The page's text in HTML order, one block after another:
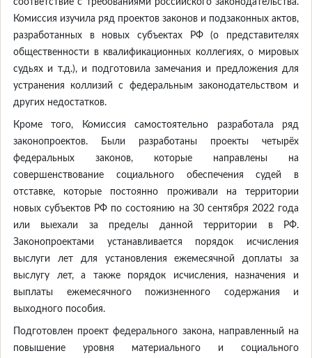
соответствие с требованиями российского законодательства.
Комиссия изучила ряд проектов законов и подзаконных актов,
разработанных в новых субъектах РФ (о представителях
общественности в квалификационных коллегиях, о мировых
судьях и т.д.), и подготовила замечания и предложения для
устранения коллизий с федеральным законодательством и
других недостатков.
Кроме того, Комиссия самостоятельно разработала ряд
законопроектов. Были разработаны проекты четырёх
федеральных законов, которые направлены на
совершенствование социального обеспечения судей в
отставке, которые постоянно проживали на территории
новых субъектов РФ по состоянию на 30 сентября 2022 года
или выехали за пределы данной территории в РФ.
Законопроектами устанавливается порядок исчисления
выслуги лет для установления ежемесячной доплаты за
выслугу лет, а также порядок исчисления, назначения и
выплаты ежемесячного пожизненного содержания и
выходного пособия.
Подготовлен проект федерального закона, направленный на
повышение уровня материального и социального